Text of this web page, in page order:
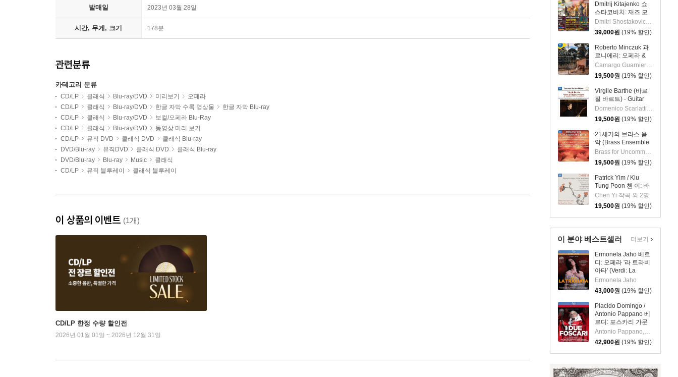
Dmitrij Kitajenko 쇼
스타코비치: 재즈 모
음곡, 발레 모음곡, 협
주곡들
(Shostakovich: Jazz
Suite; Ballet Suites;
Concertos)
Dmitri Shostakovich 작곡 외 6명
39,000원 (19% 할인)
Roberto Minczuk 과
르니에리: 오페라 &
관현악 작품집
(Guarnieri: Pedro
Malazarte)
Camargo Guarnieri 작곡 외 2명
19,500원 (19% 할인)
Virgile Barthe (바르
질 바르트) - Guitar
Recital (기타 리사이
틀)
Domenico Scarlatti 작곡 외 5명
19,500원 (19% 할인)
21세기의 브라스 음
악 (Brass Ensemble
Music - 21st Century)Brass for Uncommon Times 실내악
19,500원 (19% 할인)
Patrick Yim / Kiu
Tung Poon 첸 이: 바
이올린, 비올라, 피아
노 작품집 (Chen Yi:
Works For Violin,
Viola And Piano)
Chen Yi 작곡 외 2명
19,500원 (19% 할인)
이 분야 베스트셀러
Ermonela Jaho 베르
디: 오페라 '라 트라비
아타' (Verdi: La
Traviata)
Ermonela Jaho
43,000원 (19% 할인)
Placido Domingo /
Antonio Pappano 베
르디: 포스카리 가문
의 두 사람 (Verdi: I
Due Foscari) 플라시
도 도밍고
Antonio Pappano,Placido Domingo,Giuseppe Verdi,Royal Opera House Orchestra,Francesco Meli,Maria Agresta
42,900원 (19% 할인)
더보기
발매일 2023년 03월 28일
시간, 무게, 크기 178분
관련분류
카테고리 분류
CD/LP 클래식 Blu-ray/DVD 미리보기
오페라
CD/LP
클래식 Blu-ray/DVD 한글 자막 수록 영상물
한글 자막 Blu-ray
CD/LP
클래식 Blu-ray/DVD
보컬/오페라 Blu-Ray
CD/LP
클래식 Blu-ray/DVD
동영상 미리 보기
CD/LP
뮤직 DVD 클래식 DVD
클래식 Blu-ray
DVD/Blu-ray
뮤직DVD 클래식 DVD
클래식 Blu-ray
DVD/Blu-ray
Blu-ray Music
클래식
CD/LP
뮤직 블루레이 클래식 블루레이
이 상품의 이벤트 (1개)
CD/LP 한정 수량 할인전
2026년 01월 01일 ~ 2026년 12월 31일